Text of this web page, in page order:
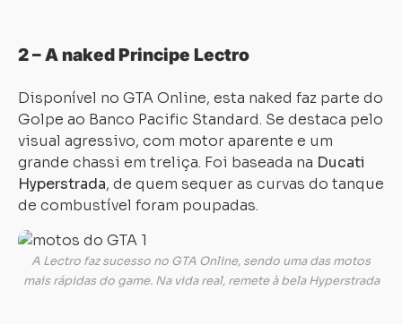
2 – A naked Principe Lectro
Disponível no GTA Online, esta naked faz parte do
Golpe ao Banco Pacific Standard. Se destaca pelo
visual agressivo, com motor aparente e um
grande chassi em treliça. Foi baseada na Ducati
Hyperstrada, de quem sequer as curvas do tanque
de combustível foram poupadas.
A Lectro faz sucesso no GTA Online, sendo uma das motos
mais rápidas do game. Na vida real, remete à bela Hyperstrada